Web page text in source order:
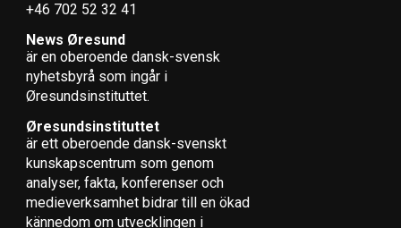
+46 702 52 32 41
News Øresund
är en oberoende dansk-svensk
nyhets­byrå som ingår i
Øresundsinstituttet.
Øresundsinstituttet
är ett oberoende dansk-svenskt
kunskapscentrum som genom
analyser, fakta, konferenser och
medieverksamhet bidrar till en ökad
kännedom om utvecklingen i